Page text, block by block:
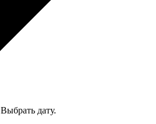
Выбрать дату.